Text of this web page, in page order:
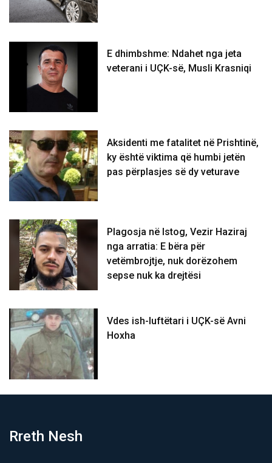
E dhimbshme: Ndahet nga jeta
veterani i UÇK-së, Musli Krasniqi
Aksidenti me fatalitet në Prishtinë,
ky është viktima që humbi jetën
pas përplasjes së dy veturave
Plagosja në Istog, Vezir Haziraj
nga arratia: E bëra për
vetëmbrojtje, nuk dorëzohem
sepse nuk ka drejtësi
Vdes ish-luftëtari i UÇK-së Avni
Hoxha
Rreth Nesh